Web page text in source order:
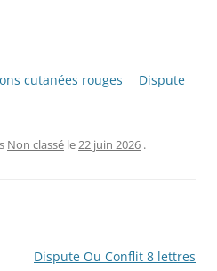
cutanées rouges
Dispute
Non classé le22 juin 2026 .
Dispute Ou Conflit 8 lettres